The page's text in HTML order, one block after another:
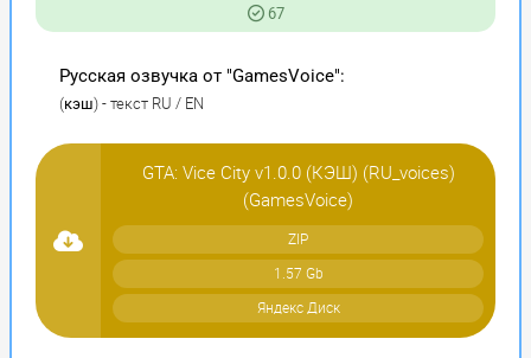
67
Русская озвучка от "GamesVoice":
(кэш) - текст RU / EN
GTA: Vice City v1.0.0 (КЭШ) (RU_voices)
(GamesVoice)
ZIP
1.57 Gb
Яндекс Диск